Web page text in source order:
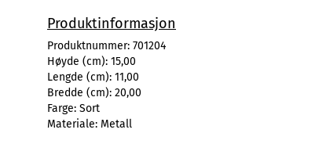
Produktinformasjon
Produktnummer: 701204
Høyde (cm): 15,00
Lengde (cm): 11,00
Bredde (cm): 20,00
Farge: Sort
Materiale: Metall